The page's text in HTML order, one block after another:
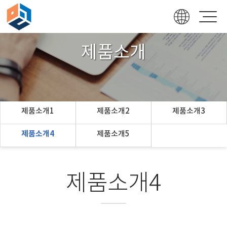
제품소개
제품소개1 제품소개2 제품소개3
제품소개4 제품소개5
제품소개4